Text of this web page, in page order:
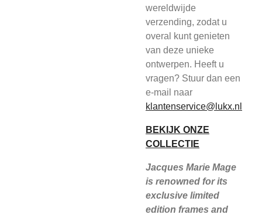
wereldwijde
verzending, zodat u
overal kunt genieten
van deze unieke
ontwerpen. Heeft u
vragen? Stuur dan een
e-mail naar
klantenservice@lukx.nl
BEKIJK ONZE
COLLECTIE
Jacques Marie Mage
is renowned for its
exclusive limited
edition frames and